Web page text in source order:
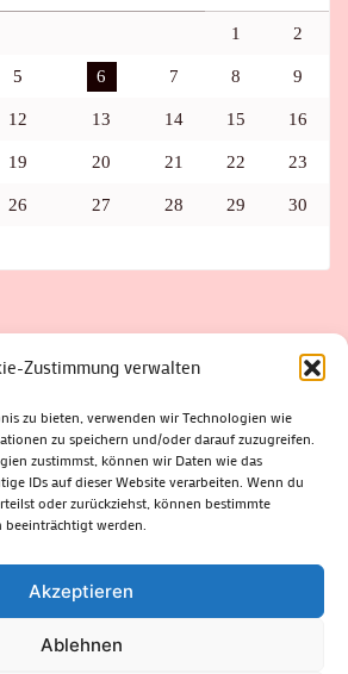
Zustimmung verwalten
zu bieten, verwenden wir Technologien wie
zu speichern und/oder darauf zuzugreifen.
zustimmst, können wir Daten wie das
IDs auf dieser Website verarbeiten. Wenn du
oder zurückziehst, können bestimmte
werden.
Akzeptieren
Ablehnen
1 2
5 6 7 8 9
12 13 14 15 16
19 20 21 22 23
26 27 28 29 30
FOLK GEWINNSPIEL
HITZE
IRISH DANCE JAZZ
KABARETT
KLASSIK
KLEINE SUHLER REIHE
LOTTO
MEININGEN
SCHLEUSINGEN
SCHULWEG
SRH
STADTFEST
STRASSENSPERRUNG
SUHL
SUHLER STADTMARKETING
THÜRINGER WALD